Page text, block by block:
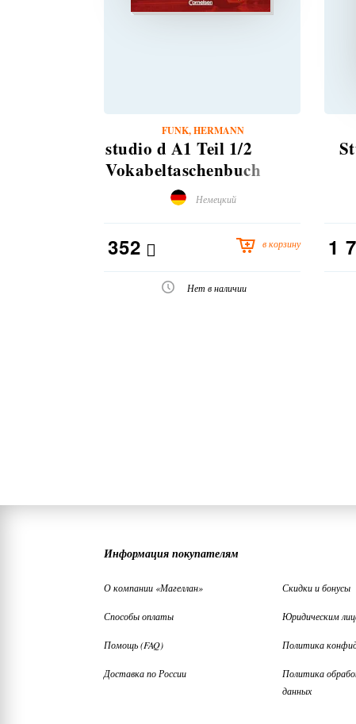
FUNK, HERMANN
studio d A1 Teil 1/2
Vokabeltaschenbuch
Немецкий
352 в корзину
Нет в наличии
1
Информация покупателям
О компании «Магеллан»
Способы оплаты
Помощь (FAQ)
Доставка по России
Скидки и бонусы
Юридическим
Политика
Политика
данных